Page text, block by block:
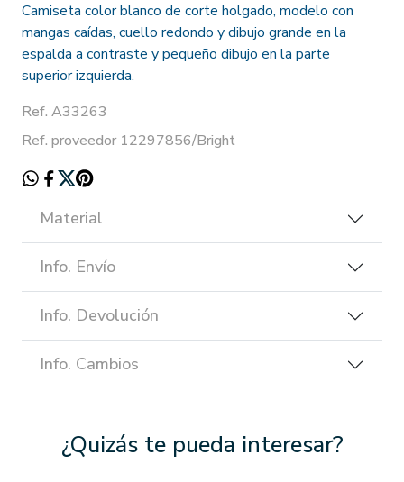
Camiseta color blanco de corte holgado, modelo con
mangas caídas, cuello redondo y dibujo grande en la
espalda a contraste y pequeño dibujo en la parte
superior izquierda.
Ref. A33263
Ref. proveedor 12297856/Bright
Material
Info. Envío
Info. Devolución
Info. Cambios
¿Quizás te pueda interesar?